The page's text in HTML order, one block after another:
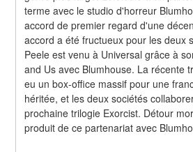
terme avec le studio d'horreur
accord de premier regard d'une
accord a été fructueux pour les deux
Peele est venu à Universal grâce à
and Us avec Blumhouse. La récente
eu un box-office massif pour une
héritée, et les deux sociétés
prochaine trilogie Exorcist. Détour
produit de ce partenariat avec